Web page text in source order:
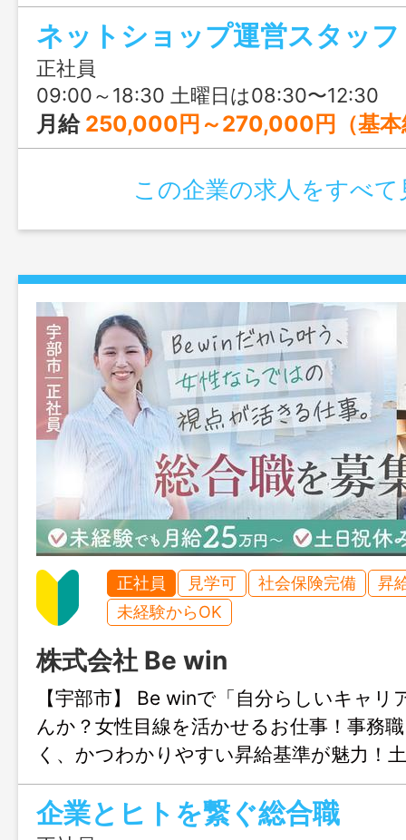
われるので、将来はリーダーとしてキャ
きたい方にもぴったりです。
ネットショップ運営スタッフ
正社員
09:00～18:30 土曜日は08:30〜12:30
月給 250,000円～270,000円（基本
この企業の求人をすべて
正社員 見学可 社会保険完備
昇
未経験からOK
株式会社 Be win
【宇部市】 Be winで「自分らしいキャリ
んか？女性目線を活かせるお仕事！事務
く、かつわかりやすい昇給基準が魅力！
ライベートも充実♬人の役にたつことで
方にピッタリの求人です♬1Day体験あり
企業とヒトを繋ぐ総合職